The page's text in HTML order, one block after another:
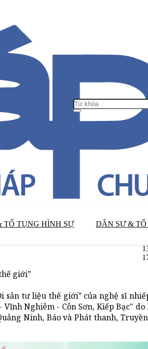
TỐ TỤNG HÌNH SỰ DÂN SỰ &
giới”
sản tư liệu thế giới” của nghệ sĩ
Nghiêm - Côn Sơn, Kiếp Bạc" do
Ninh, Báo và Phát thanh,